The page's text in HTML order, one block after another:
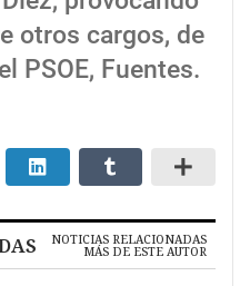
otros cargos, de
PSOE, Fuentes.
NOTICIAS RELACIONADAS
MÁS DE ESTE AUTOR